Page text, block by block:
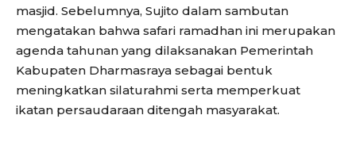
masjid. Sebelumnya, Sujito dalam sambutan
mengatakan bahwa safari ramadhan ini merupakan
agenda tahunan yang dilaksanakan Pemerintah
Kabupaten Dharmasraya sebagai bentuk
meningkatkan silaturahmi serta memperkuat
ikatan persaudaraan ditengah masyarakat.